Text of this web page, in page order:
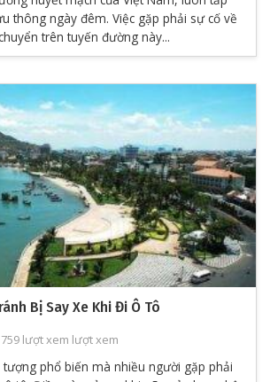
thông ngày đêm. Việc gặp phải sự cố về
trên tuyến đường này...
Bị Say Xe Khi Đi Ô Tô
759 lượt xem lượt xem
phổ biến mà nhiều người gặp phải